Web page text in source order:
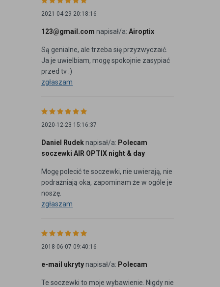
2021-04-29 20:18:16
123@gmail.com napisał/a: Airoptix
Są genialne, ale trzeba się przyzwyczaić.
Ja je uwielbiam, mogę spokojnie zasypiać
przed tv :)
zgłaszam
2020-12-23 15:16:37
Daniel Rudeknapisał/a: Polecam
soczewki AIR OPTIX night & day
Mogę polecić te soczewki, nie uwierają, nie
podrażniają oka, zapominam że w ogóle je
noszę.
zgłaszam
2018-06-07 09:40:16
e-mail ukrytynapisał/a: Polecam
Te soczewki to moje wybawienie. Nigdy nie